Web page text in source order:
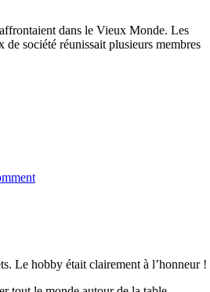
dans le Vieux Monde. Les
de société réunissait plusieurs membres
Le hobby était clairement à l’honneur !